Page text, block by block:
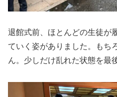
退館式前、ほとんどの生徒が
ていく姿がありました。もち
ん。少しだけ乱れた状態を最